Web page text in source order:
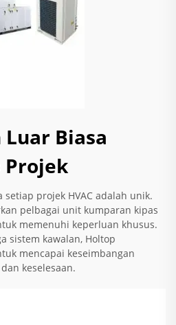
Biasa
Projek
projek HVAC adalah unik.
pelbagai unit kumparan kipas
memenuhi keperluan khusus.
sistem kawalan, Holtop
mencapai keseimbangan
keselesaan.